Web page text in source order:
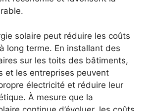
solaire peut réduire les coûts
long terme. En installant des⁢
sur les toits des bâtiments,
et les entreprises peuvent
électricité et réduire ‍leur
À mesure que la